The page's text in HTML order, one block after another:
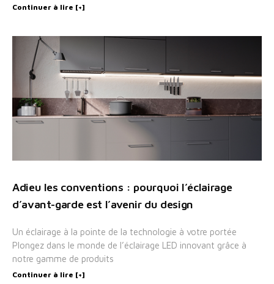
Continuer à lire [+]
Adieu les conventions : pourquoi l’éclairage
d’avant-garde est l’avenir du design
Un éclairage à la pointe de la technologie à votre portée
Plongez dans le monde de l’éclairage LED innovant grâce à
notre gamme de produits
Continuer à lire [+]